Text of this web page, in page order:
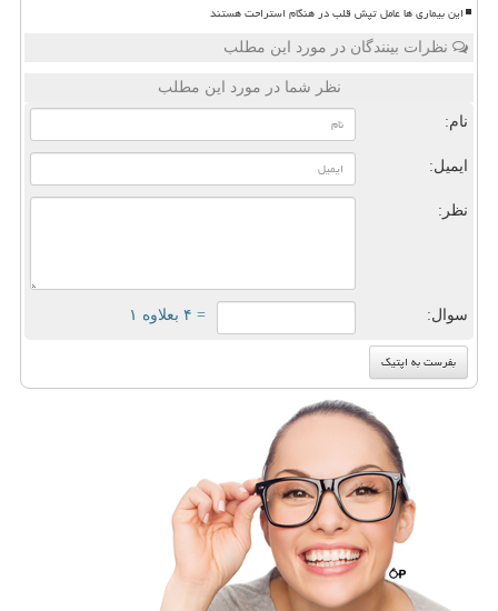
این بیماری ها عامل تپش قلب در هنگام استراحت هستند
نظرات بینندگان در مورد این مطلب
نظر شما در مورد این مطلب
نام:
ایمیل:
نظر:
سوال: = ۴ بعلاوه ۱